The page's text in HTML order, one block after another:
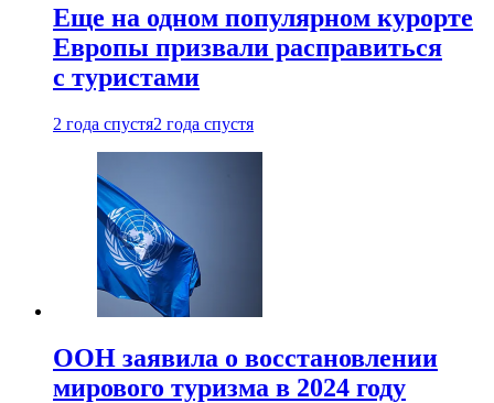
Еще на одном популярном курорте
Европы призвали расправиться
с туристами
2 года спустя2 года спустя
ООН заявила о восстановлении
мирового туризма в 2024 году